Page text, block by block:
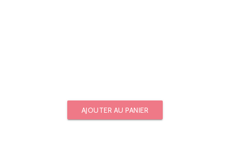
AJOUTER AU PANIER